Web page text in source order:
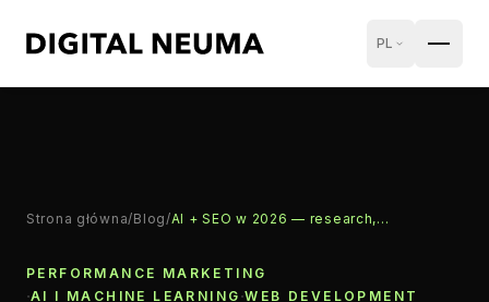
PL
Strona główna/Blog/ AI + SEO w 2026 — research, treść i granice dla E-E-A-T
PERFORMANCE MARKETING
·AI I MACHINE LEARNING ·WEB DEVELOPMENT